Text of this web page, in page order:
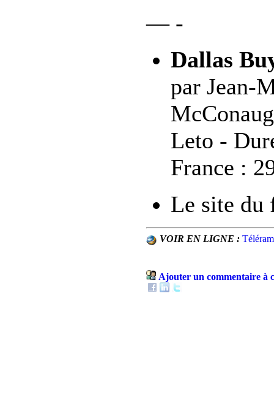
— -
Dallas
par Jean-
Leto -
France :
Le site
VOIR EN LIGNE :
Ajouter un commentaire à